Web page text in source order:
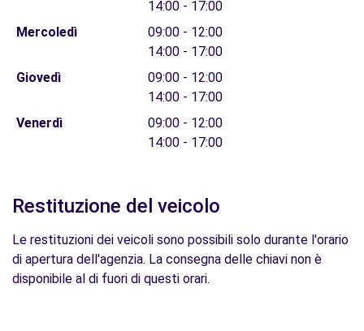
14:00 - 17:00
Mercoledì
09:00 - 12:00
14:00 - 17:00
Giovedì
09:00 - 12:00
14:00 - 17:00
Venerdì
09:00 - 12:00
14:00 - 17:00
Restituzione del veicolo
Le restituzioni dei veicoli sono possibili solo durante l'orario
di apertura dell'agenzia. La consegna delle chiavi non è
disponibile al di fuori di questi orari.